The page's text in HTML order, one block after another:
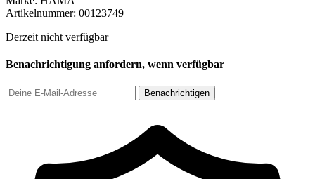
Artikelnummer: 00123749
Derzeit nicht verfügbar
Benachrichtigung anfordern, wenn verfügbar
Benachrichtigen